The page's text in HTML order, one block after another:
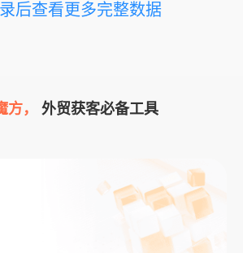
后查看更多完整数据
， 外贸获客必备工具